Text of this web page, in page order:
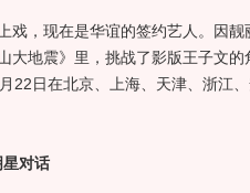
，现在是华谊的签约艺人。因靓
大地震》里，挑战了影版王子文
22日在北京、上海、天津、浙江
对话